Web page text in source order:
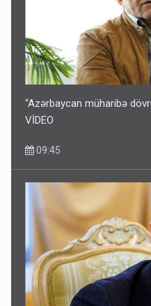
“Azərbaycan müharibə
VİDEO
09:45